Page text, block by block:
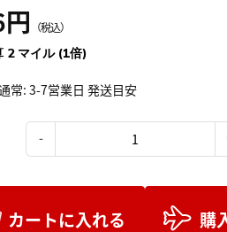
（税込）
2 マイル (1倍)
常: 3-7営業日 発送目安
カートに入れる 購